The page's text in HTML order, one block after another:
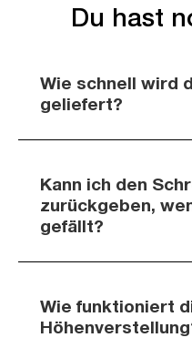
Du hast
Wie schnell wird
geliefert?
Kann ich den
zurückgeben,
gefällt?
Wie funktioniert